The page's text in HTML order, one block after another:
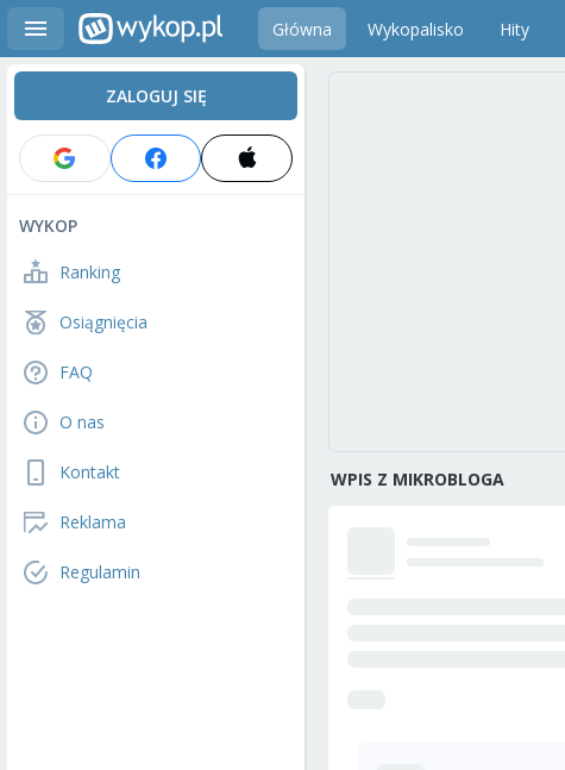
Główna Wykopalisko Hity
ZALOGUJ SIĘ
WYKOP
Ranking
Osiągnięcia
FAQ
O nas
Kontakt
Reklama
Regulamin
WPIS Z MIKROBLOGA